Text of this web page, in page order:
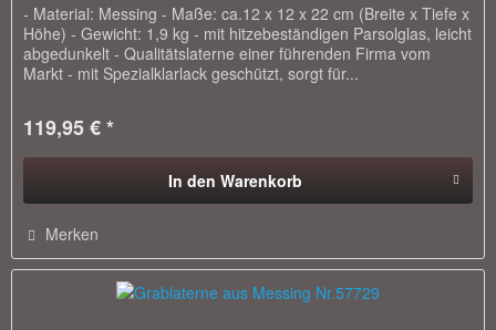
- Material: Messing - Maße: ca.12 x 12 x 22 cm (Breite x Tiefe x
Höhe) - Gewicht: 1,9 kg - mit hitzebeständigen Parsolglas, leicht
abgedunkelt - Qualitätslaterne einer führenden Firma vom
Markt - mit Spezialklarlack geschützt, sorgt für...
119,95 € *
In den Warenkorb
Merken